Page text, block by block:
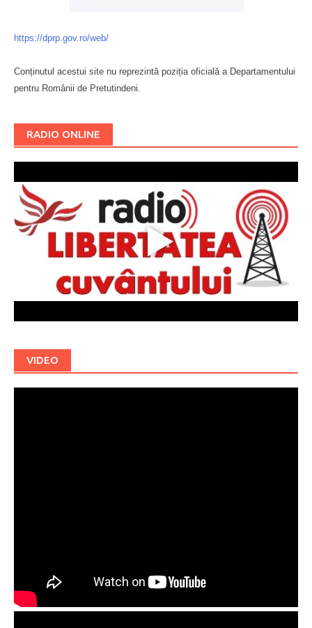
https://dprp.gov.ro/web/
Conținutul acestui site nu reprezintă poziția oficială a Departamentului
pentru Românii de Pretutindeni.
RADIO ONLINE
VIDEO